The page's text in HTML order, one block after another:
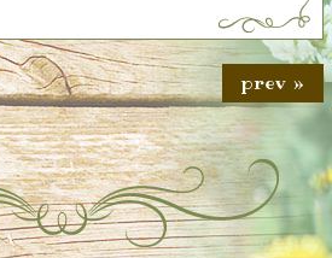
prev »